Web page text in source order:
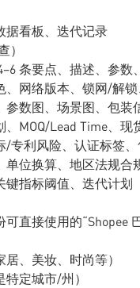
据看板、迭代记录
）
条要点、描述、参数
网络版本、锁网/解
数图、场景图、包装
MOQ/Lead Time、现
专利风险、认证标签
单位换算、地区法规合
键指标阈值、迭代计划
直接使用的“Shopee
、美妆、时尚等）
定城市/州）